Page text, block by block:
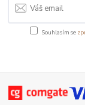
Souhlasím se